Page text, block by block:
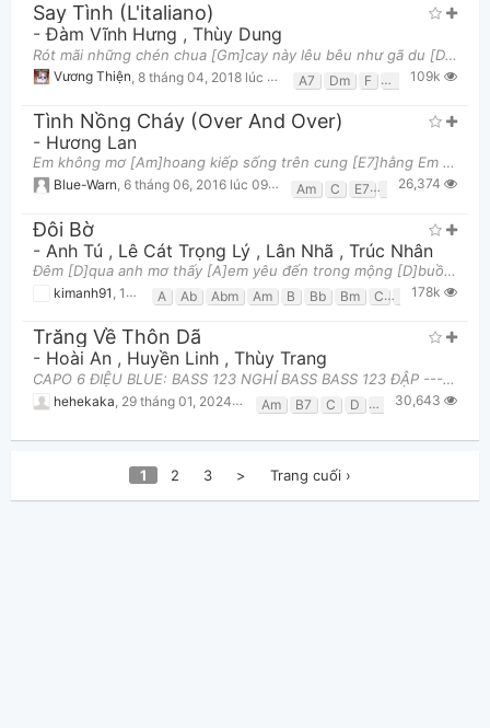
Say Tình (L'italiano)
-Đàm Vĩnh Hưng , Thùy Dung
Rót mãi những chén chua [Gm]cay này lêu bêu như gã du [Dm]ca buồn Lang thang bước với nỗi [A7]đau,
Vương Thiện 8 tháng 04, 2018 lúc 02:47am A7 Dm F Gm 109k
Tình Nồng Cháy (Over And Over)
- Hương Lan
Em không mơ [Am]hoang kiếp sống trên cung [E7]hằng Em không tham lam diễm phúc trên thiên [Am]đàng L
Blue-Warn, 6 tháng 06, 2016 lúc 09:24pm Am C E7 26,374
Đôi Bờ
- Anh Tú , Lê Cát Trọng Lý , Lân Nhã , Trúc Nhân
Đêm [D]qua anh mơ thấy [A]em yêu đến trong mộng [D]buồn Dĩ [G]vãng thoáng tới đốt [A]cháy trái tim
kimanh91 12 tháng 01, 2018 lúc 11:28pm A Ab Abm Am B Bb Bm C C#m Cm
178k
Trăng Về Thôn Dã
- Hoài An , Huyền Linh , Thùy Trang
CAPO 6 ĐIỆU BLUE: BASS 123 NGHỈ BASS BASS 123 ĐẬP ------------------------------------------------
hehekaka 29 tháng 01, 2024 lúc 11:30pm Am B7 C D Em G
30,643
1 2 3 > Trang cuối ›